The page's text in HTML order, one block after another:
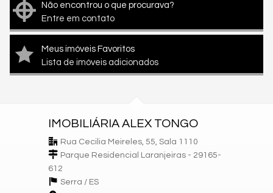
Não encontrou o que procurava?
Entre em contato
Meus imóveis Favoritos
Lista de imóveis adicionados
IMOBILIÁRIA ALEX TONGO
Rua Cecilia Meireles, 55, Sala 1110
Parque Residencial Laranjeiras - 29165-
612
Serra / ES